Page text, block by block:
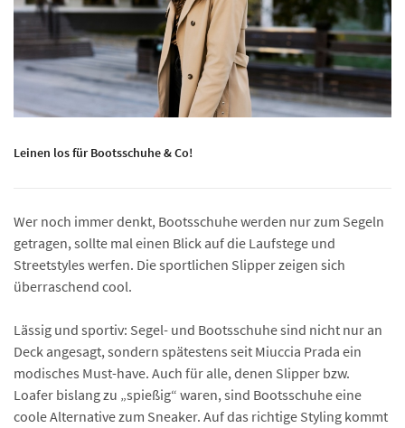
Leinen los für Bootsschuhe & Co!
Wer noch immer denkt, Bootsschuhe werden nur zum Segeln
getragen, sollte mal einen Blick auf die Laufstege und
Streetstyles werfen. Die sportlichen Slipper zeigen sich
überraschend cool.
Lässig und sportiv: Segel- und Bootsschuhe sind nicht nur an
Deck angesagt, sondern spätestens seit Miuccia Prada ein
modisches Must-have. Auch für alle, denen Slipper bzw.
Loafer bislang zu „spießig“ waren, sind Bootsschuhe eine
coole Alternative zum Sneaker. Auf das richtige Styling kommt